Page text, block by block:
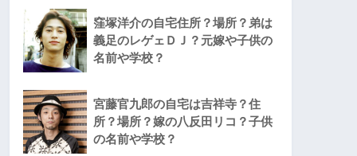
窪塚洋介の自宅住所？場所？弟は
義足のレゲェＤＪ？元嫁や子供の
名前や学校？
宮藤官九郎の自宅は吉祥寺？住
所？場所？嫁の八反田リコ？子供
の名前や学校？